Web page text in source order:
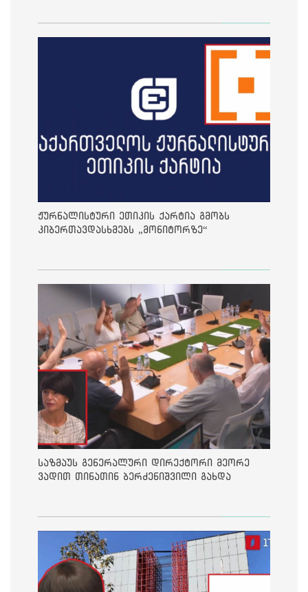
ჟურნალისტური ეთიკის ქარტია გმობს
კიბერთავდასხმებს „მონიტორზე“
საზმაუს გენერალური დირექტორი მეორე
ვადით თინათინ ბერძენიშვილი გახდა